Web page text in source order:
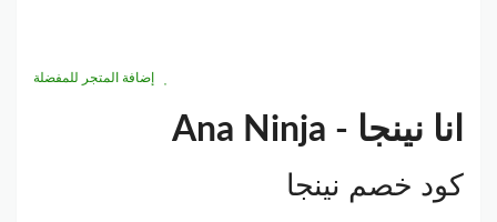
إضافة المتجر للمفضلة
انا نينجا - Ana Ninja
كود خصم نينجا